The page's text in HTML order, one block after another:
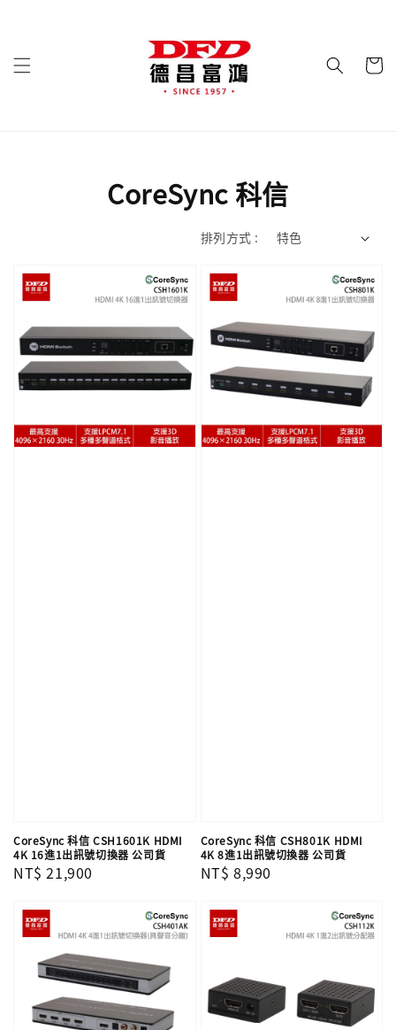
CoreSync 科信
排列方式 :
CoreSync 科信 CSH1601K HDMI
4K 16進1出訊號切換器 公司貨
Regular
NT$ 21,900
CoreSync 科信 CSH801K HDMI
4K 8進1出訊號切換器 公司貨
Regular
NT$ 8,990